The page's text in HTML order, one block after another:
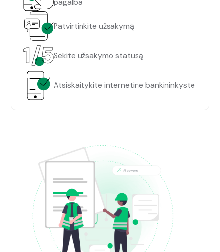
pagalba
Patvirtinkite užsakymą
Sekite užsakymo statusą
Atsiskaitykite internetine bankininkyste